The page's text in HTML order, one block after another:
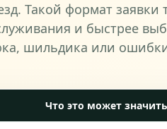
Такой формат заявки
и быстрее
шильдика или
Что это может значить